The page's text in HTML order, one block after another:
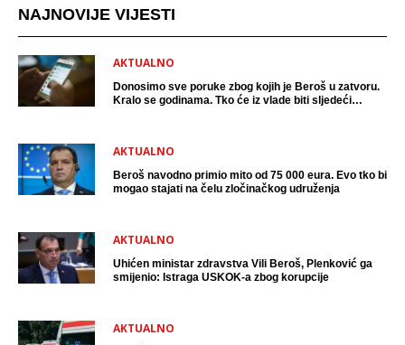
NAJNOVIJE VIJESTI
AKTUALNO
Donosimo sve poruke zbog kojih je Beroš u zatvoru.
Kralo se godinama. Tko će iz vlade biti sljedeći
AKTUALNO
Beroš navodno primio mito od 75 000 eura. Evo tko bi
mogao stajati na čelu zločinačkog udruženja
AKTUALNO
Uhićen ministar zdravstva Vili Beroš, Plenković ga
smijenio: Istraga USKOK-a zbog korupcije
AKTUALNO